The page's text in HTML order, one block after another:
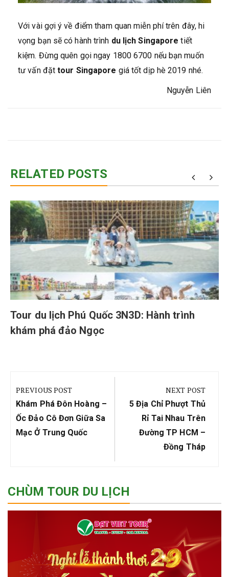
Với vài gợi ý về điểm tham quan miễn phí trên đây, hi
vọng bạn sẽ có hành trình du lịch Singapore tiết
kiệm. Đừng quên gọi ngay 1800 6700 nếu bạn muốn
tư vấn đặttour Singapore giá tốt dịp hè 2019 nhé.
Nguyễn Liên
RELATED POSTS
Tour du lịch Phú Quốc 3N3D: Hành trình
khám phá đảo Ngọc
hướng
bài
viết
PREVIOUS POST
Previous
Post:
Khám Phá Đôn Hoàng –
Ốc Đảo Cô Đơn Giữa Sa
Mạc Ở Trung Quốc
NEXT POST
Next
Post:
5 Địa Chỉ Phượt Thủ
Rỉ Tai Nhau Trên
Đường TP HCM –
Đồng Tháp
CHÙM TOUR DU LỊCH